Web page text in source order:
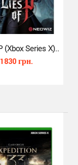
..
(Xbox Series X)..
1830 грн.